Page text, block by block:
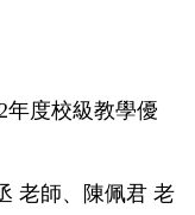
年度校級教學優
老師、陳佩君 老